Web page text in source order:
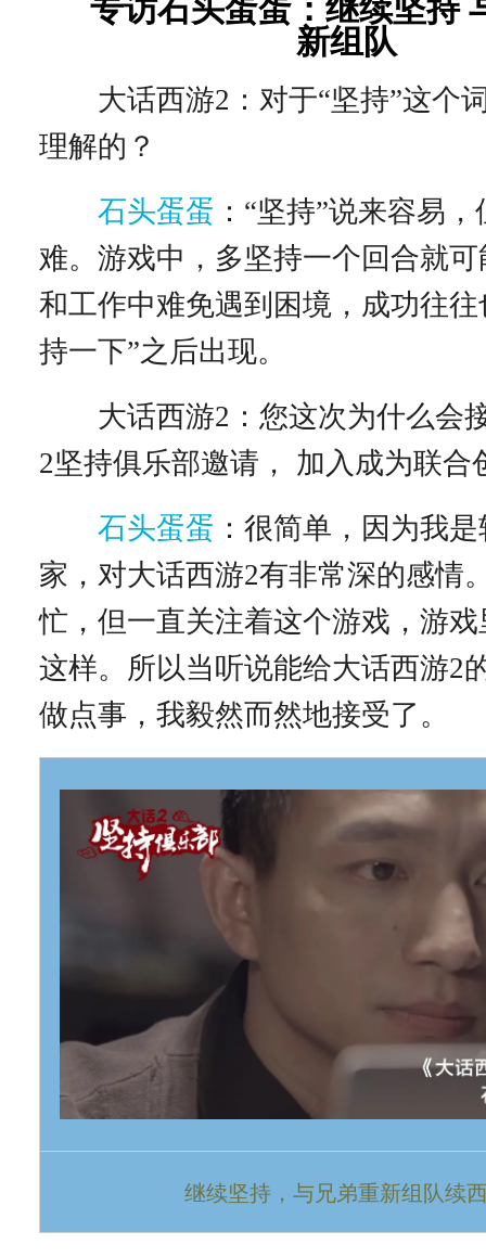
专访石头蛋蛋：继续坚持
新组队
大话西游2：对于“坚持”这个
理解的？
石头蛋蛋 ：“坚持”说来容易
难。游戏中，多坚持一个回合就
和工作中难免遇到困境，成功往往
持一下”之后出现。
大话西游2：您这次为什么会
2坚持俱乐部邀请， 加入成为联合
石头蛋蛋 ：很简单，因为我
家，对大话西游2有非常深的感情
忙，但一直关注着这个游戏，游
这样。所以当听说能给大话西游2
做点事，我毅然而然地接受了。
继续坚持，与兄弟重新组队续